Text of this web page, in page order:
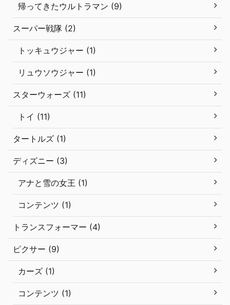
帰ってきたウルトラマン (9)
スーパー戦隊 (2)
トッキュウジャー (1)
リュウソウジャー (1)
スターウォーズ (11)
トイ (11)
タートルズ (1)
ディズニー (3)
アナと雪の女王 (1)
コンテンツ (1)
トランスフォーマー (4)
ピクサー (9)
カーズ (1)
コンテンツ (1)